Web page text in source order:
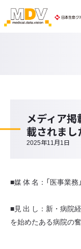
メディア掲
載されまし
2025年11月1日
■媒 体 名：「医事業
■見 出 し：新・病院
を始めたある病院の